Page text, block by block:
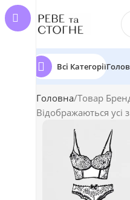
Всі Категорії
Головна Товар
Відображаються усі